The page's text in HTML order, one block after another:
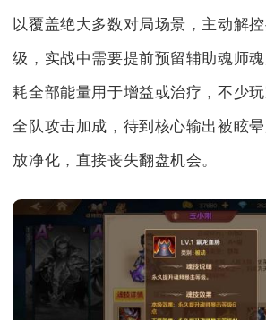
以覆盖绝大多数对局场景，主动解
级，实战中需要提前预留辅助魂师
耗全部能量用于增益或治疗，不少
全队攻击加成，待到核心输出被眩
放净化，直接丧失翻盘机会。